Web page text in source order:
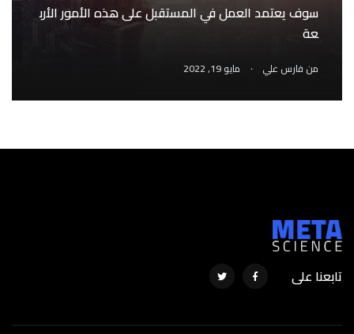
سوف يعتمد العمل في المستقبل على هذه الأمور الأرب
عة
من فارس علي . مايو 19, 2022
تابعنا على